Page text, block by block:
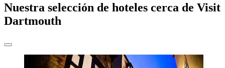
Nuestra selección de hoteles cerca de Visit
Dartmouth